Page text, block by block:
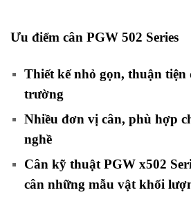
Ưu điểm cân PGW 502 Series
Thiết kế nhỏ gọn, thuận tiện
trường
Nhiều đơn vị cân, phù hợp
nghề
Cân kỹ thuật PGW x502
cân những mẫu vật khối